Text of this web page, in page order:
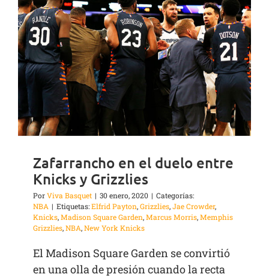
Zafarrancho en el duelo entre
Knicks y Grizzlies
PorViva Basquet | 30 enero, 2020 | Categorías:
NBA | Etiquetas:Elfrid Payton,Grizzlies,Jae Crowder,
Knicks,Madison Square Garden,Marcus Morris,Memphis
Grizzlies,NBA,New York Knicks
El Madison Square Garden se convirtió
en una olla de presión cuando la recta